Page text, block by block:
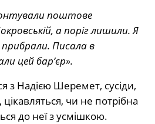
поштове
а поріг лишили. Я
Писала в
цей бар’єр».
з Надією Шеремет, сусіди,
чи не потрібна
до неї з усмішкою.